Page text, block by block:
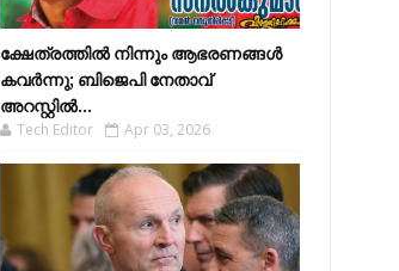
ക്ഷേത്രത്തിൽ നിന്നും ആഭരണങ്ങൾ
കവർന്നു; ബിജെപി നേതാവ്
അറസ്റ്റിൽ...
Tech Editor Apr 03, 2026